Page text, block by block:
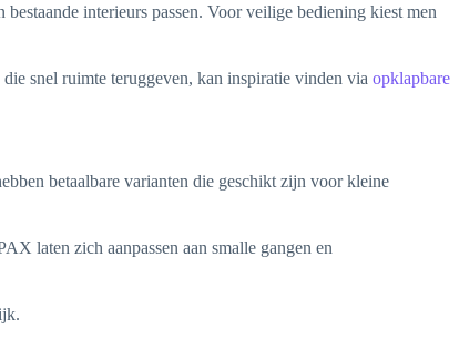
interieurs passen. Voor veilige bediening kiest men
snel ruimte teruggeven, kan inspiratie vinden via opklapbare
betaalbare varianten die geschikt zijn voor kleine
laten zich aanpassen aan smalle gangen en